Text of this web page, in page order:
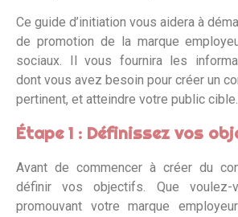
Ce guide d’initiation vous aidera à
de promotion de la marque
sociaux. Il vous fournira les
dont vous avez besoin pour créer un
pertinent, et atteindre votre public cible.
Étape 1 : Définissez vos
Avant de commencer à créer du
définir vos objectifs. Que voulez-
promouvant votre marque